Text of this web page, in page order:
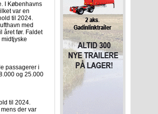
I Københavns
var en
til 2024.
med
året før. Faldet
passagerer i
og 25.000
til 2024.
der var